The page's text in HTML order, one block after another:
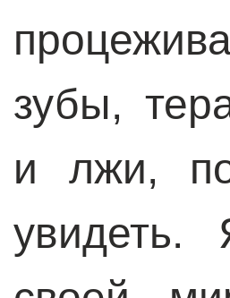
зубы,
и лжи,